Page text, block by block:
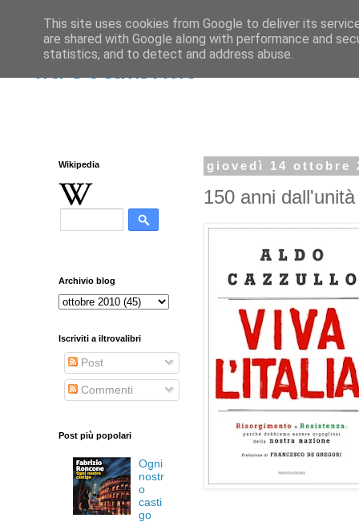
iltrovalibri.it
giovedì 14 ottobre
150 anni
Wikipedia
Archivio blog
Iscriviti a iltrovalibri
Post
Commenti
Post più popolari
Ogni
nostr
o
casti
go
This site uses cookies from Google to deliver its
are shared with Google along with performance and
statistics, and to detect and address abuse.